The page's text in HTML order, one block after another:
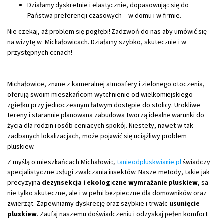
Działamy dyskretnie i elastycznie, dopasowując się do
Państwa preferencji czasowych – w domu i w firmie.
Nie czekaj, aż problem się pogłębi! Zadzwoń do nas aby umówić się
na wizytę w Michałowicach. Działamy szybko, skutecznie i w
przystępnych cenach!
Michałowice, znane z kameralnej atmosfery i zielonego otoczenia,
oferują swoim mieszkańcom wytchnienie od wielkomiejskiego
zgiełku przy jednoczesnym łatwym dostępie do stolicy. Urokliwe
tereny i starannie planowana zabudowa tworzą idealne warunki do
życia dla rodzin i osób ceniących spokój. Niestety, nawet w tak
zadbanych lokalizacjach, może pojawić się uciążliwy problem
pluskiew.
Z myślą o mieszkańcach Michałowic, tanieodpluskwianie.plświadczy
specjalistyczne usługi zwalczania insektów. Nasze metody, takie jak
precyzyjna dezynsekcja i ekologiczne wymrażanie pluskiew, są
nie tylko skuteczne, ale i w pełni bezpieczne dla domowników oraz
zwierząt. Zapewniamy dyskrecję oraz szybkie i trwałe usunięcie
pluskiew. Zaufaj naszemu doświadczeniu i odzyskaj pełen komfort